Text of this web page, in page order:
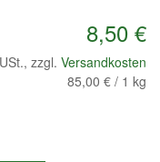
8,50 €
, zzgl. Versandkosten
85,00 € / 1 kg